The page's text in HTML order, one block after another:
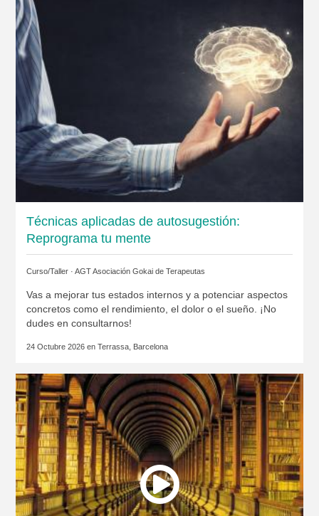
Técnicas aplicadas de autosugestión:
Reprograma tu mente
Curso/Taller · AGT Asociación Gokai de Terapeutas
Vas a mejorar tus estados internos y a potenciar aspectos
concretos como el rendimiento, el dolor o el sueño. ¡No
dudes en consultarnos!
24 Octubre 2026 en Terrassa, Barcelona